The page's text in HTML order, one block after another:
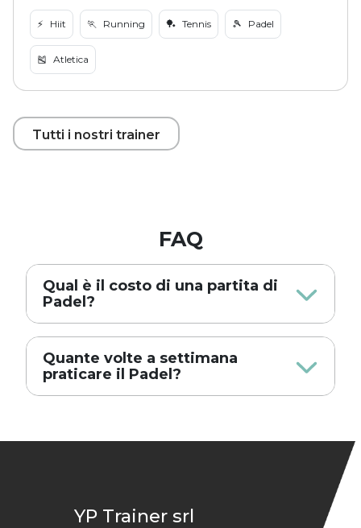
⚡️ Hiit 🏃 Running 🏓 Tennis 🎾 Padel
🎽 Atletica
Tutti i nostri trainer
FAQ
Qual è il costo di una partita di
Padel?
Quante volte a settimana
praticare il Padel?
YP Trainer srl